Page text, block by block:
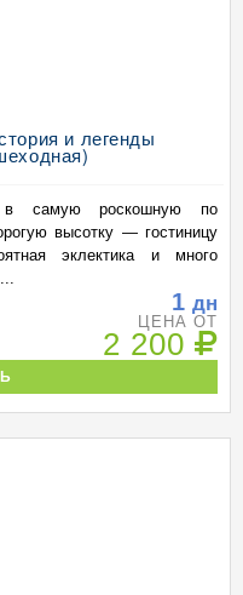
и легенды
в самую роскошную по
высотку — гостиницу
эклектика и много
1 дн
ЦЕНА ОТ
2 200